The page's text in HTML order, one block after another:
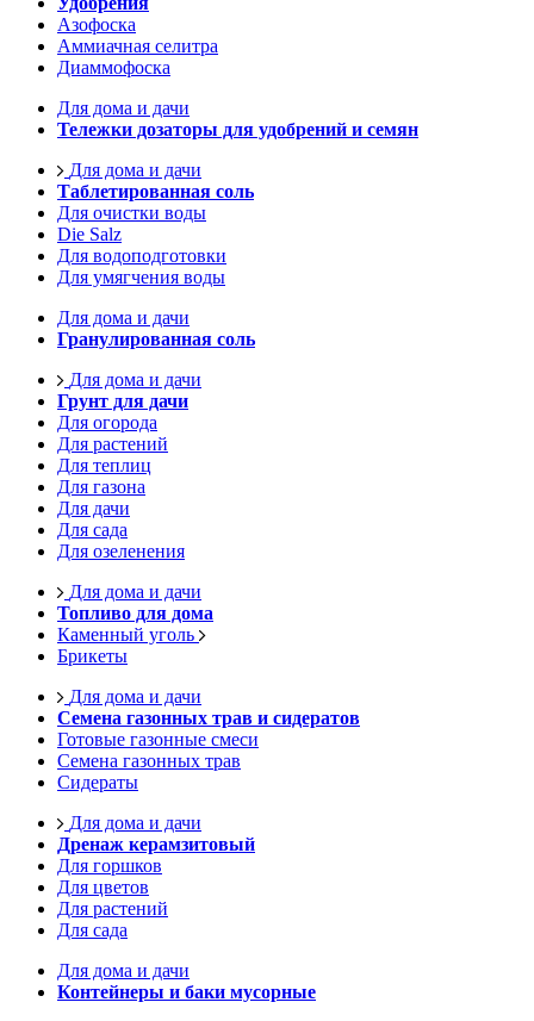
Азофоска
Аммиачная селитра
Диаммофоска
Для дома и дачи
Тележки дозаторы для удобрений и семян
Для дома и дачи
Таблетированная соль
Для очистки воды
Die Salz
Для водоподготовки
Для умягчения воды
Для дома и дачи
Гранулированная соль
Для дома и дачи
Грунт для дачи
Для огорода
Для растений
Для теплиц
Для газона
Для дачи
Для сада
Для озеленения
Для дома и дачи
Топливо для дома
Каменный уголь
Брикеты
Для дома и дачи
Семена газонных трав и сидератов
Готовые газонные смеси
Семена газонных трав
Сидераты
Для дома и дачи
Дренаж керамзитовый
Для горшков
Для цветов
Для растений
Для сада
Для дома и дачи
Контейнеры и баки мусорные